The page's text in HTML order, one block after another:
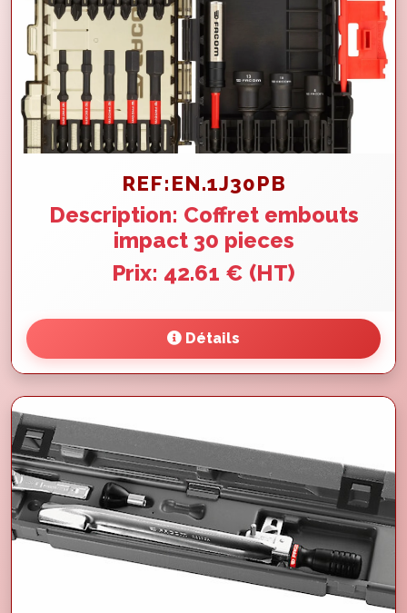
REF:EN.1J30PB
Description: Coffret embouts
impact 30 pieces
Prix: 42.61 € (HT)
Détails